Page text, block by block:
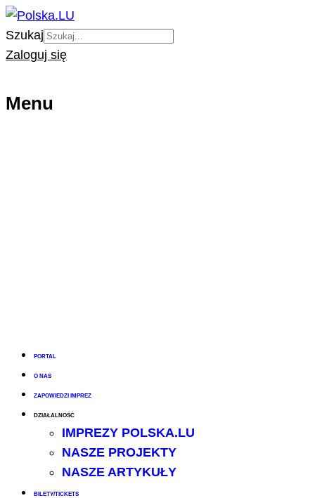
Szukaj
Zaloguj się
Menu
PORTAL
O NAS
ZAPOWIEDZI IMPREZ
DZIAŁALNOŚĆ
IMPREZY POLSKA.LU
NASZE PROJEKTY
NASZE ARTYKUŁY
BILETY/TICKETS